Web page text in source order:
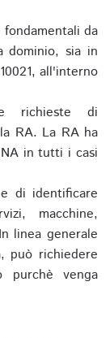
da
dominio, sia in
all'interno
richieste di
RA. La RA ha
in tutti i casi
di identificare
macchine,
linea generale
può richiedere
purchè venga